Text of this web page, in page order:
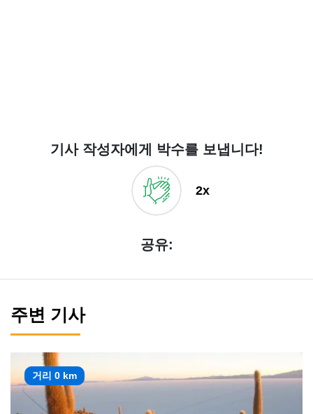
기사 작성자에게 박수를 보냅니다!
2x
공유:
주변 기사
거리 0 km